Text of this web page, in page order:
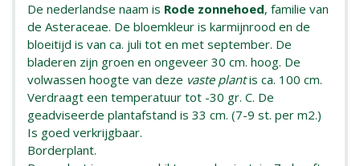
De nederlandse naam is Rode zonnehoed, familie van
de Asteraceae. De bloemkleur is karmijnrood en de
bloeitijd is van ca. juli tot en met september. De
bladeren zijn groen en ongeveer 30 cm. hoog. De
volwassen hoogte van deze vaste plantis ca. 100 cm.
Verdraagt een temperatuur tot -30 gr. C. De
geadviseerde plantafstand is 33 cm. (7-9 st. per m2.)
Is goed verkrijgbaar.
Borderplant.